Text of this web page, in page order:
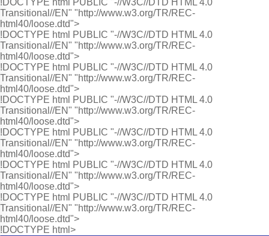
!DOCTYPE html PUBLIC "-//W3C//DTD HTML 4.0
Transitional//EN" "http://www.w3.org/TR/REC-
html40/loose.dtd">
!DOCTYPE html PUBLIC "-//W3C//DTD HTML 4.0
Transitional//EN" "http://www.w3.org/TR/REC-
html40/loose.dtd">
!DOCTYPE html PUBLIC "-//W3C//DTD HTML 4.0
Transitional//EN" "http://www.w3.org/TR/REC-
html40/loose.dtd">
!DOCTYPE html PUBLIC "-//W3C//DTD HTML 4.0
Transitional//EN" "http://www.w3.org/TR/REC-
html40/loose.dtd">
!DOCTYPE html PUBLIC "-//W3C//DTD HTML 4.0
Transitional//EN" "http://www.w3.org/TR/REC-
html40/loose.dtd">
!DOCTYPE html PUBLIC "-//W3C//DTD HTML 4.0
Transitional//EN" "http://www.w3.org/TR/REC-
html40/loose.dtd">
!DOCTYPE html PUBLIC "-//W3C//DTD HTML 4.0
Transitional//EN" "http://www.w3.org/TR/REC-
html40/loose.dtd">
!DOCTYPE html>